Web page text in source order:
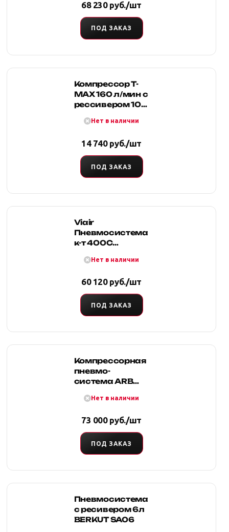
68 230 руб./шт
ПОД ЗАКАЗ
Компрессор T-
MAX 160 л/мин с
рессивером 10
Нет в наличии
14 740 руб./шт
ПОД ЗАКАЗ
Viair
Пневмосистема
к-т 400С
Нет в наличии
60 120 руб./шт
ПОД ЗАКАЗ
Компрессорная
пневмо-
система ARB
производительности.
Нет в наличии
73 000 руб./шт
ПОД ЗАКАЗ
Пневмосистема
с ресивером 6л
BERKUT SA06